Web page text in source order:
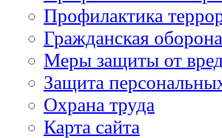
Профилактика
Гражданская оборона
Меры защиты от
Защита
Охрана труда
Карта сайта